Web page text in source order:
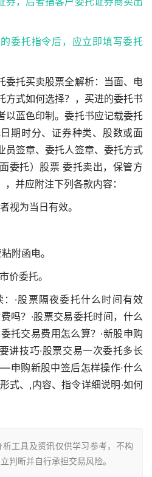
委托指令后，应立即填写委托
委托买卖股票全解析：当面、电
方式如何选择？，买进的委托书
以蓝色印制。委托书应记载委托
期时分、证券种类、股数或面
员签章、委托人签章、委托方式
委托） 股票 委托卖出，保管方
并应附注下列各款内容：
视为当日有效。
附函电。
价委托。
：·股票隔夜委托什么时间有效
吗？·股票交易委托时间，什么
托交易费用怎么算？·新股申购
技巧·股票交易一次委托多长
申购新股中签后怎样操作·什么
式、,内容、指令详细说明·如何
工具及资讯仅供学习参考，不构
判断并自行承担交易风险。